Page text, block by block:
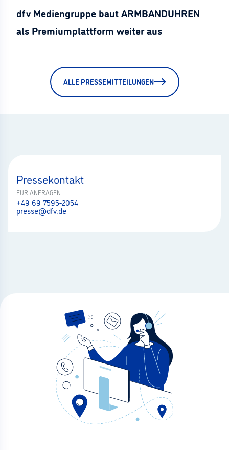
dfv Mediengruppe baut ARMBANDUHREN
als Premiumplattform weiter aus
ALLE PRESSEMITTEILUNGEN
Pressekontakt
FÜR ANFRAGEN
+49 69 7595-2054
presse@dfv.de